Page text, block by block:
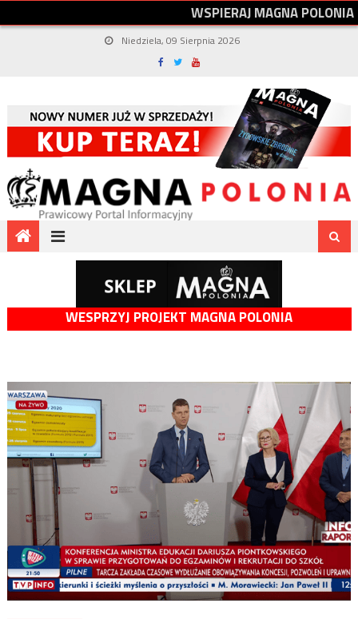
WSPIERAJMAGNAPOLONIA
Niedziela, 09 Sierpnia 2026
WESPRZYJ PROJEKT MAGNA POLONIA